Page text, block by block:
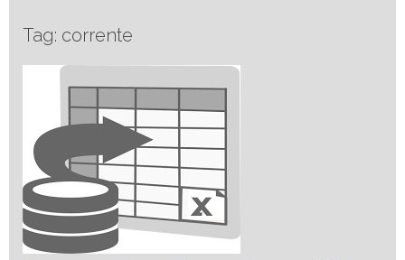
Tag: corrente